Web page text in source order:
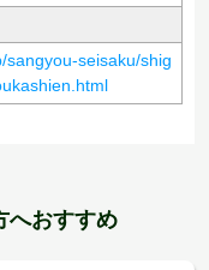
sangyou-seisaku/shig
へおすすめ